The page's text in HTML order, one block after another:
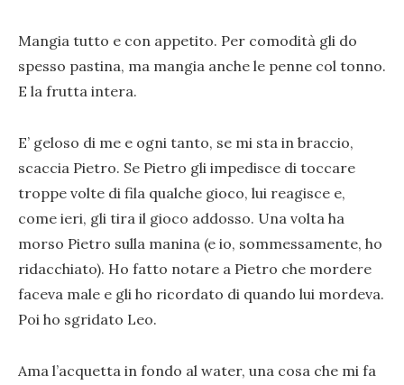
Mangia tutto e con appetito. Per comodità gli do
spesso pastina, ma mangia anche le penne col tonno.
E la frutta intera.
E’ geloso di me e ogni tanto, se mi sta in braccio,
scaccia Pietro. Se Pietro gli impedisce di toccare
troppe volte di fila qualche gioco, lui reagisce e,
come ieri, gli tira il gioco addosso. Una volta ha
morso Pietro sulla manina (e io, sommessamente, ho
ridacchiato). Ho fatto notare a Pietro che mordere
faceva male e gli ho ricordato di quando lui mordeva.
Poi ho sgridato Leo.
Ama l’acquetta in fondo al water, una cosa che mi fa